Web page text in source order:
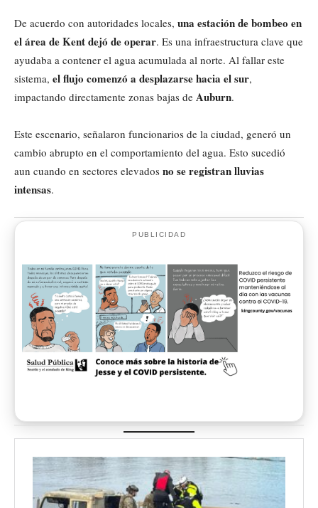
De acuerdo con autoridades locales, una estación de bombeo en
el área de Kent dejó de operar. Es una infraestructura clave que
ayudaba a contener el agua acumulada al norte. Al fallar este
sistema, el flujo comenzó a desplazarse hacia el sur,
impactando directamente zonas bajas de Auburn.
Este escenario, señalaron funcionarios de la ciudad, generó un
cambio abrupto en el comportamiento del agua. Esto sucedió
aun cuando en sectores elevados no se registran lluvias
intensas.
PUBLICIDAD